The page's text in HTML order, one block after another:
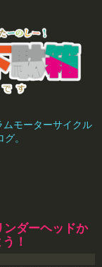
モーターサイクル
。
ンダーヘッドか
！